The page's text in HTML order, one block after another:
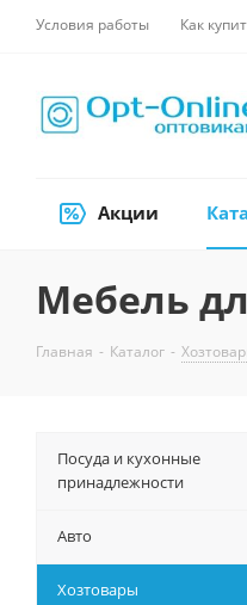
Условия работы Как
Акции
Мебель
Главная - Каталог -
Посуда и кухонные
принадлежности
Авто
Хозтовары